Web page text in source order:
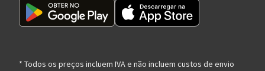
* Todos os preços incluem IVA e não incluem custos de envio